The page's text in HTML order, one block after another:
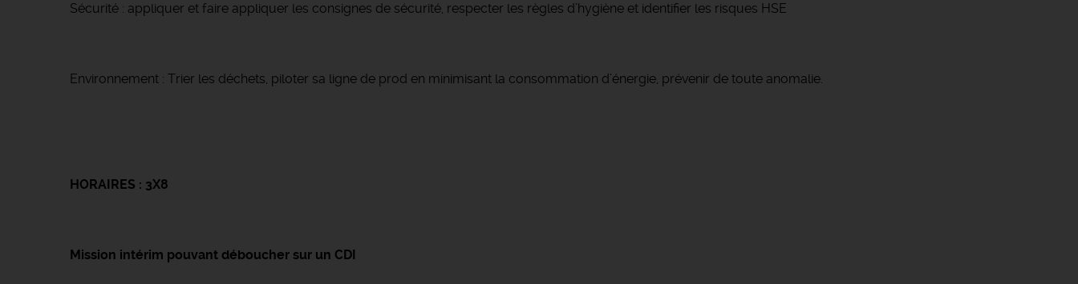
Sécurité : appliquer et faire appliquer les consignes de sécurité, respecter les règles d’hygiène et identifier les risques HSE
Environnement : Trier les déchets, piloter sa ligne de prod en minimisant la consommation d’énergie, prévenir de toute anomalie.
HORAIRES : 3X8
Mission intérim pouvant déboucher sur un CDI